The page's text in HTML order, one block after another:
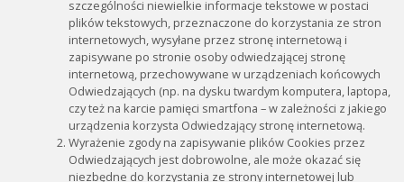
szczególności niewielkie informacje tekstowe w postaci
plików tekstowych, przeznaczone do korzystania ze stron
internetowych, wysyłane przez stronę internetową i
zapisywane po stronie osoby odwiedzającej stronę
internetową, przechowywane w urządzeniach końcowych
Odwiedzających (np. na dysku twardym komputera, laptopa,
czy też na karcie pamięci smartfona – w zależności z jakiego
urządzenia korzysta Odwiedzający stronę internetową.
Wyrażenie zgody na zapisywanie plików Cookies przez
Odwiedzających jest dobrowolne, ale może okazać się
niezbędne do korzystania ze strony internetowej lub